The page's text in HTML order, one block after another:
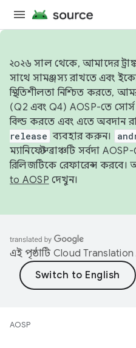
২০২৬ সাল থেকে, আমাদের
সাথে সামঞ্জস্য রাখতে এবং
স্থিতিশীলতা নিশ্চিত করতে,
(Q2 এবং Q4) AOSP-তে
বিল্ড করতে এবং এতে অবদান
release ব্যবহার করুন।
ম্যানিফেস্ট ব্রাঞ্চটি সর্বদা
রিলিজটিকে রেফারেন্স
to AOSP দেখুন।
এই পৃষ্ঠাটি Cloud Translation
AOSP